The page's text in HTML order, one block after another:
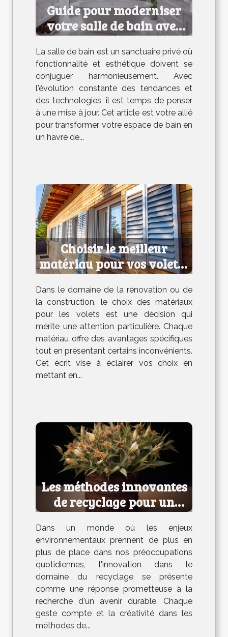
Guide pour moderniser
votre salle de bain avec
efficacité et style
La salle de bain est un sanctuaire privé où
fonctionnalité et esthétique doivent se
conjuguer harmonieusement. Avec
l'évolution constante des tendances et
des technologies, il est temps de penser
à une mise à jour. Cet article est votre allié
pour transformer votre espace de bain en
un havre de...
Choisir le meilleur
matériau pour vos volets :
avantages et
inconvénients
Dans le domaine de la rénovation ou de
la construction, le choix des matériaux
pour les volets est une décision qui
mérite une attention particulière. Chaque
matériau offre des avantages spécifiques
tout en présentant certains inconvénients.
Cet écrit vise à éclairer vos choix en
mettant en...
Les méthodes innovantes
de recyclage pour un
avenir durable
Dans un monde où les enjeux
environnementaux prennent de plus en
plus de place dans nos préoccupations
quotidiennes, l'innovation dans le
domaine du recyclage se présente
comme une réponse prometteuse à la
recherche d'un avenir durable. Chaque
geste compte et la créativité dans les
méthodes de...